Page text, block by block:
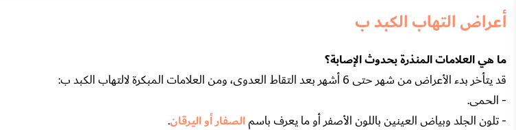
أعراض التهاب الكبد ب
ما هي العلامات المنذرة بحدوث الإصابة؟
قد يتأخر بدء الأعراض من شهر حتى 6 أشهر بعد التقاط العدوى، ومن العلامات المبكرة لالتهاب الكبد ب:
- الحمى.
- تلون الجلد وبياض العينين باللون الأصفر أو ما يعرف باسمالصفار أو اليرقان.